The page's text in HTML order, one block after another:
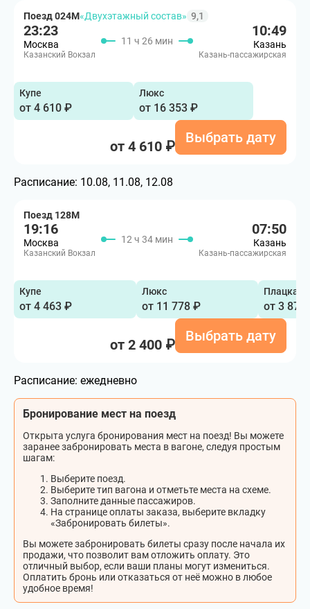
Поезд 024М«Двухэтажный состав» 9,1
23:23
Москва
Казанский Вокзал
11 ч 26 мин
10:49
Казань
Казань-пассажирская
Купе
от 4 610 ₽
Люкс
от 16 353 ₽
от 4 610 ₽
Выбрать дату
Расписание: 10.08, 11.08, 12.08
Поезд 128М
19:16
Москва
Казанский Вокзал
12 ч 34 мин
07:50
Казань
Казань-пассажирская
Купе
от 4 463 ₽
Люкс
от 11 778 ₽
Плацкарт
от 3 878
от 2 400 ₽
Выбрать дату
Расписание: ежедневно
Бронирование мест на поезд
Открыта услуга бронирования мест на поезд! Вы можете
заранее забронировать места в вагоне, следуя простым
шагам:
Выберите поезд.
Выберите тип вагона и отметьте места на схеме.
Заполните данные пассажиров.
На странице оплаты заказа, выберите вкладку
«Забронировать билеты».
Вы можете забронировать билеты сразу после начала их
продажи, что позволит вам отложить оплату. Это
отличный выбор, если ваши планы могут измениться.
Оплатить бронь или отказаться от неё можно в любое
удобное время!